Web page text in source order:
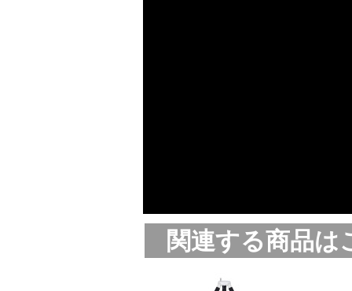
関連する商品は